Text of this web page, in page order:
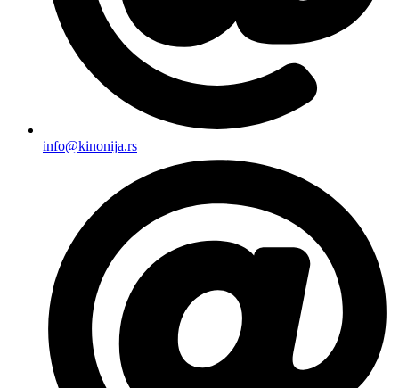
info@kinonija.rs